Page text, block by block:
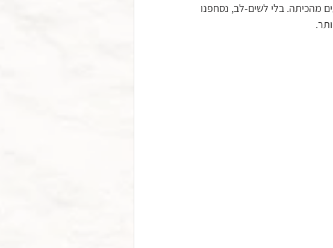
מהכיתה. בלי לשים-לב, נסחפנו